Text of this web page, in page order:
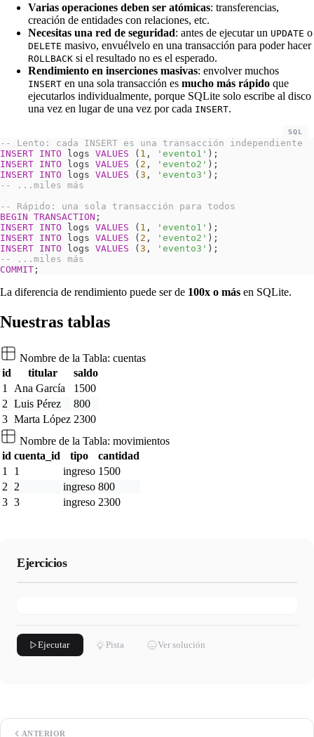
Varias operaciones deben ser atómicas: transferencias,
creación de entidades con relaciones, etc.
Necesitas una red de seguridad: antes de ejecutar un UPDATE o
DELETE masivo, envuélvelo en una transacción para poder hacer
ROLLBACK si el resultado no es el esperado.
Rendimiento en inserciones masivas: envolver muchos
INSERT en una sola transacción es mucho más rápido que
ejecutarlos individualmente, porque SQLite solo escribe al disco
una vez en lugar de una vez por cada INSERT.
-- Lento: cada INSERT es una transacción independiente
INSERT INTO logs VALUES ( 1 , 'evento1' );
INSERT INTO logs VALUES ( 2 , 'evento2' );
INSERT INTO logs VALUES (3 , 'evento3' );
-- ...miles más
-- Rápido: una sola transacción para todos
BEGIN TRANSACTION ;
INSERT INTO logs VALUES ( 1 , 'evento1' );
INSERT INTO logs VALUES ( 2 , 'evento2' );
INSERT INTO logs VALUES (3 , 'evento3' );
-- ...miles más
COMMIT ;
SQL
La diferencia de rendimiento puede ser de 100x o más en SQLite.
Nuestras tablas
Nombre de la Tabla: cuentas
id
titular
saldo
1 Ana García
1500
2 Luis Pérez
800
3 Marta López 2300
Nombre de la Tabla: movimientos
id cuenta_id tipo
cantidad
1
1 ingreso 1500
2 2 ingreso 800
3 3 ingreso 2300
Ejercicios
Ejecutar Pista Ver solución
ANTERIOR